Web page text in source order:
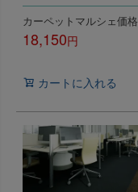
カーペットマルシェ価格
18,150
カートに入れる